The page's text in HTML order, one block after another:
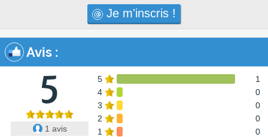
Je m'inscris !
Avis :
5
1 avis
5
1
4
0
3
0
2
0
1
0